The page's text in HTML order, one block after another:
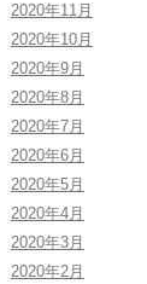
2020年11月
2020年10月
2020年9月
2020年8月
2020年7月
2020年6月
2020年5月
2020年4月
2020年3月
2020年2月